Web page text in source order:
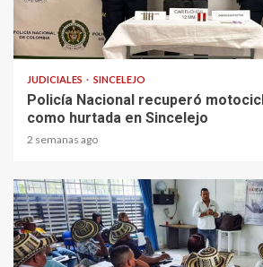
1 min read
JUDICIALES SINCELEJO
Policía Nacional recuperó
como hurtada en Sincelejo
2 semanas ago